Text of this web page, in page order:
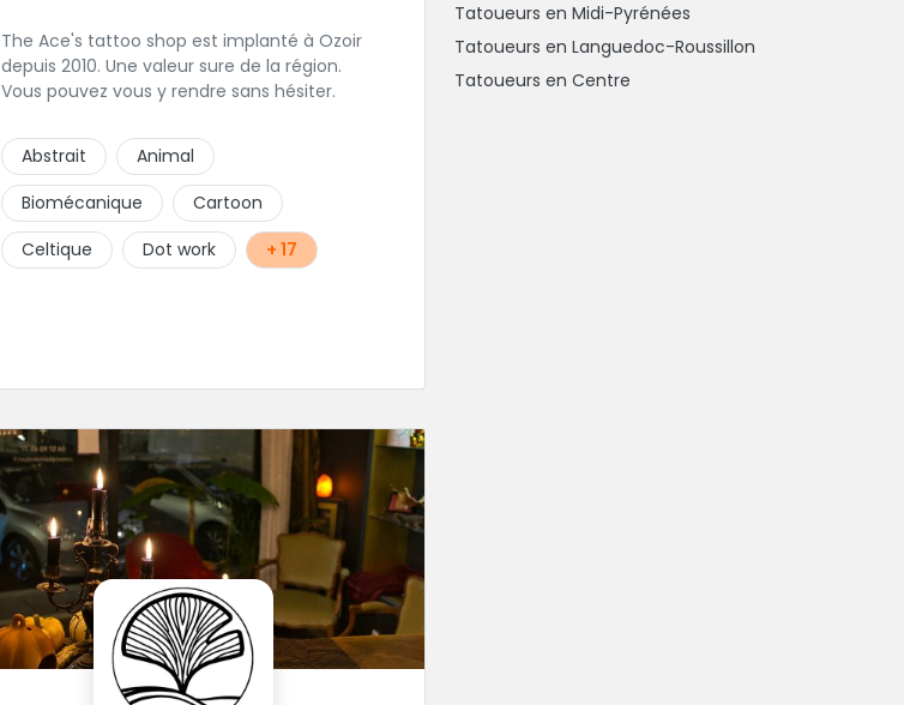
The Ace's tattoo shop est implanté à Ozoir
depuis 2010. Une valeur sure de la région.
Vous pouvez vous y rendre sans hésiter.
Abstrait
Animal
Biomécanique
Cartoon
Celtique
Dot work + 17
Tatoueurs en Midi-Pyrénées
Tatoueurs en Languedoc-Roussillon
Tatoueurs en Centre